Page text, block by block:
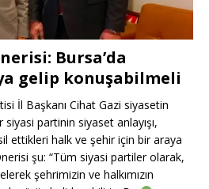
Bursa’da
gelip konuşabilmeli
İl Başkanı Cihat Gazi siyasetin
partinin siyaset anlayışı,
ettikleri halk ve şehir için bir araya
şu: “Tüm siyasi partiler olarak,
şehrimizin ve halkımızın